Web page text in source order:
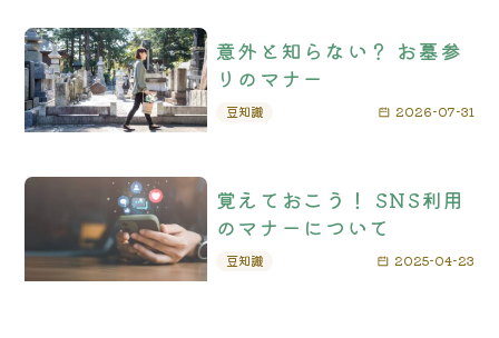
意外と知らない？ お墓参
りのマナー
豆知識 2026-07-31
覚えておこう！ SNS利用
のマナーについて
豆知識 2025-04-23